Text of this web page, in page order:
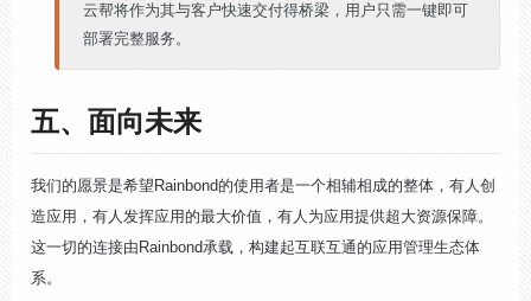
云帮将作为其与客户快速交付得桥梁，用户只需一键即可
部署完整服务。
五、面向未来
我们的愿景是希望Rainbond的使用者是一个相辅相成的整体，有人创
造应用，有人发挥应用的最大价值，有人为应用提供超大资源保障。
这一切的连接由Rainbond承载，构建起互联互通的应用管理生态体
系。